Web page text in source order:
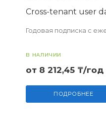
Cross-tenant user
Годовая подписка с
В НАЛИЧИИ
от 8 212,45 ₸/год
ПОДРОБНЕЕ